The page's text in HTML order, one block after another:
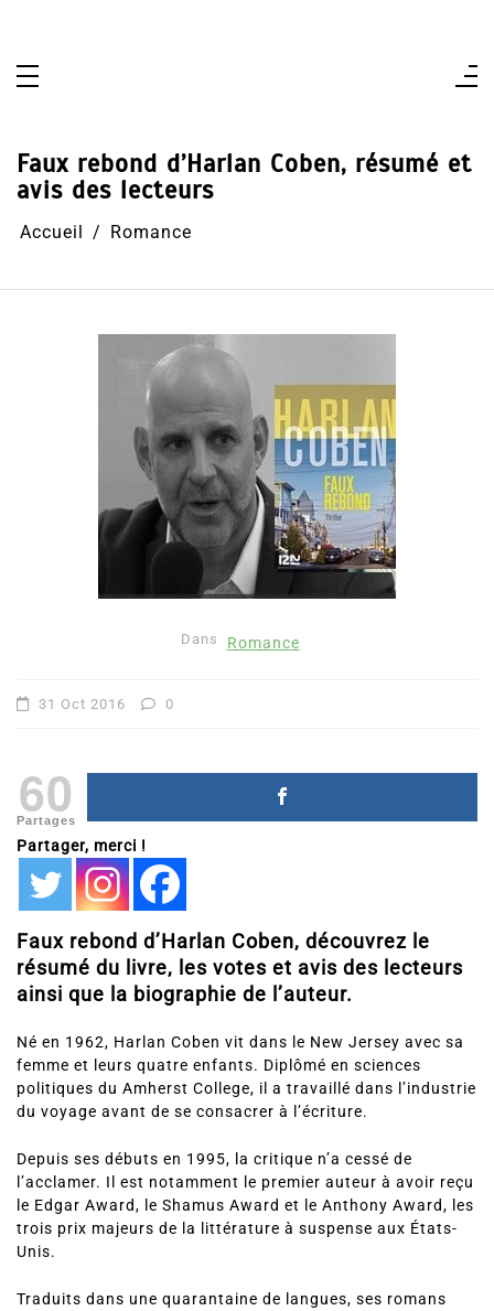
Faux rebond d’Harlan Coben, résumé et
avis des lecteurs
Accueil Romance
Dans Romance
31 Oct 2016 0
60
Partages
Partager, merci !
Faux rebond d’Harlan Coben, découvrez le
résumé du livre, les votes et avis des lecteurs
ainsi que la biographie de l’auteur.
Né en 1962, Harlan Coben vit dans le New Jersey avec sa
femme et leurs quatre enfants. Diplômé en sciences
politiques du Amherst College, il a travaillé dans l’industrie
du voyage avant de se consacrer à l’écriture.
Depuis ses débuts en 1995, la critique n’a cessé de
l’acclamer. Il est notamment le premier auteur à avoir reçu
le Edgar Award, le Shamus Award et le Anthony Award, les
trois prix majeurs de la littérature à suspense aux États-
Unis.
Traduits dans une quarantaine de langues, ses romans